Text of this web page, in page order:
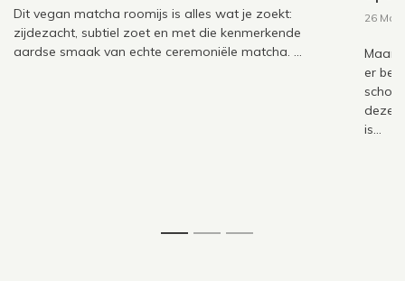
Dit vegan matcha roomijs is alles wat je zoekt:
zijdezacht, subtiel zoet en met die kenmerkende
aardse smaak van echte ceremoniële matcha. ...
26 May
Maar
er
deze
is...